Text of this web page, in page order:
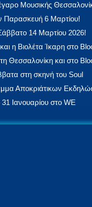
Μουσικής
Παρασκευή 6 Μαρτίου!
14 Μαρτίου 2026!
η Βιολέτα Ίκαρη στο
Θεσσαλονίκη και στο
στη σκηνή του Soul
Αποκριάτικων
Ιανουαρίου στο WE